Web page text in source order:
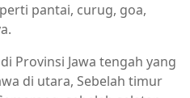
pantai, curug, goa,
Provinsi Jawa tengah yang
di utara, Sebelah timur